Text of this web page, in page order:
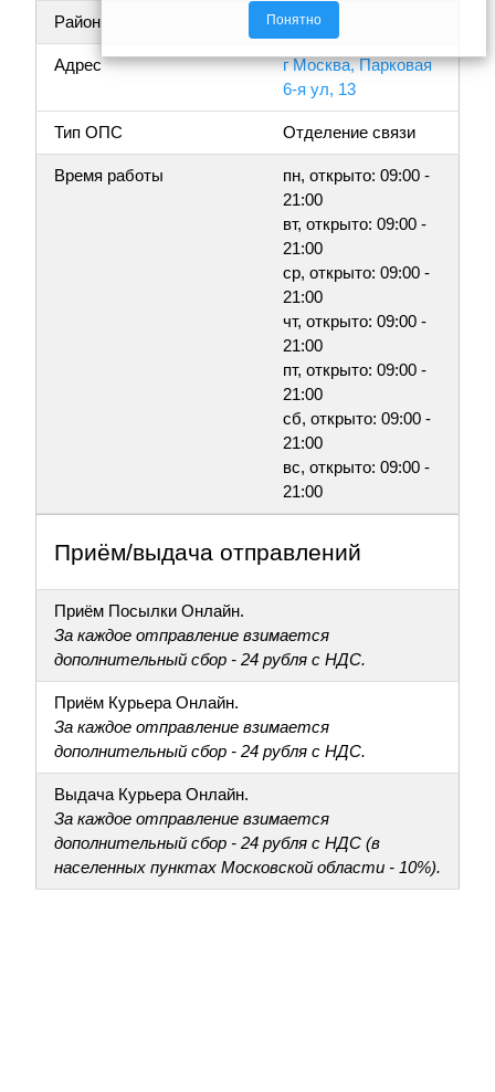
Район
Адрес
г Москва, Парковая
6-я ул, 13
Тип ОПС Отделение связи
Время работы
пн, открыто: 09:00 -
21:00
вт, открыто: 09:00 -
21:00
ср, открыто: 09:00 -
21:00
чт, открыто: 09:00 -
21:00
пт, открыто: 09:00 -
21:00
сб, открыто: 09:00 -
21:00
вс, открыто: 09:00 -
21:00
Приём/выдача отправлений
Приём Посылки Онлайн.
За каждое отправление взимается
дополнительный сбор - 24 рубля с НДС.
Приём Курьера Онлайн.
За каждое отправление взимается
дополнительный сбор - 24 рубля с НДС.
Выдача Курьера Онлайн.
За каждое отправление взимается
дополнительный сбор - 24 рубля с НДС (в
населенных пунктах Московской области - 10%).
Понятно